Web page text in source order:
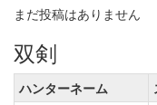
まだ投稿はありません
双剣
ハンターネーム